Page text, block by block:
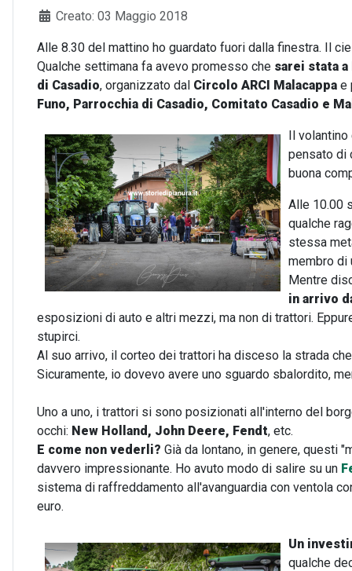
Creato: 03 Maggio 2018
Alle 8.30 del mattino ho guardato fuori dalla finestra. Il
Qualche settimana fa avevo promesso che sarei stata a
di Casadio, organizzato dal Circolo ARCI Malacappa e
Funo, Parrocchia di Casadio, Comitato Casadio e
Il volantino
pensato di
buona
Alle 10.00
qualche
stessa
membro di
Mentre
in arrivo
esposizioni di auto e altri mezzi, ma non di trattori.
stupirci.
Al suo arrivo, il corteo dei trattori ha disceso la strada
Sicuramente, io dovevo avere uno sguardo sbalordito,
Uno a uno, i trattori si sono posizionati all'interno del
occhi: New Holland, John Deere, Fendt, etc.
E come non vederli? Già da lontano, in genere, questi
davvero impressionante. Ho avuto modo di salire su un
sistema di raffreddamento all'avanguardia con ventola
euro.
Un
qualche